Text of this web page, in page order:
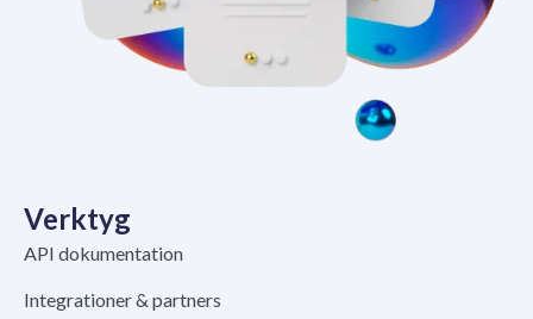
Verktyg
API dokumentation
Integrationer & partners